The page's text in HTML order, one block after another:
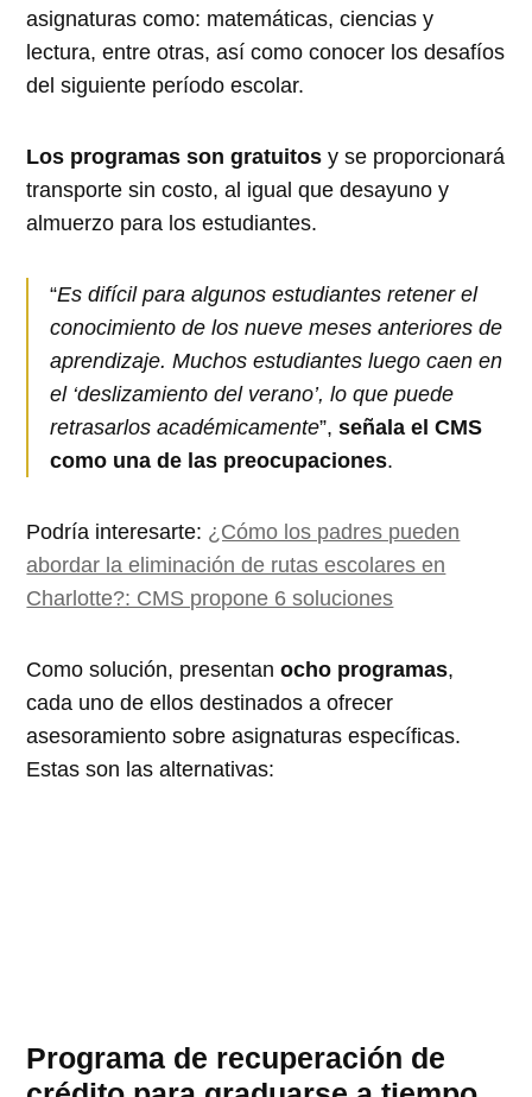
asignaturas como: matemáticas, ciencias y
lectura, entre otras, así como conocer los desafíos
del siguiente período escolar.
Los programas son gratuitos y se proporcionará
transporte sin costo, al igual que desayuno y
almuerzo para los estudiantes.
“Es difícil para algunos estudiantes retener el
conocimiento de los nueve meses anteriores de
aprendizaje. Muchos estudiantes luego caen en
el ‘deslizamiento del verano’, lo que puede
retrasarlos académicamente”,señala el CMS
como una de las preocupaciones.
Podría interesarte: ¿Cómo los padres pueden
abordar la eliminación de rutas escolares en
Charlotte?: CMS propone 6 soluciones
Como solución, presentanocho programas,
cada uno de ellos destinados a ofrecer
asesoramiento sobre asignaturas específicas.
Estas son las alternativas:
Programa de recuperación de